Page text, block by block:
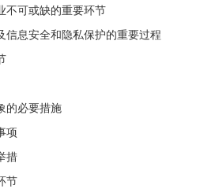
不可或缺的重要环节
信息安全和隐私保护的重要过程
的必要措施
项
措
节